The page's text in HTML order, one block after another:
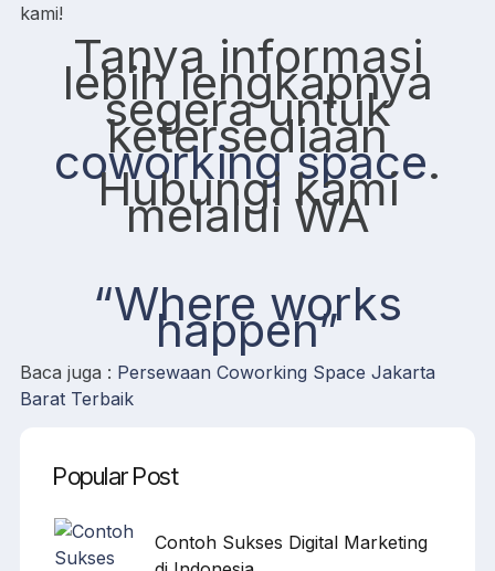
kami!
Tanya informasi
lebih lengkapnya
segera untuk
ketersediaan
coworking space.
Hubungi kami
melalui WA
“Where works
happen”
Baca juga : Persewaan Coworking Space Jakarta
Barat Terbaik
Popular Post
Contoh Sukses Digital Marketing